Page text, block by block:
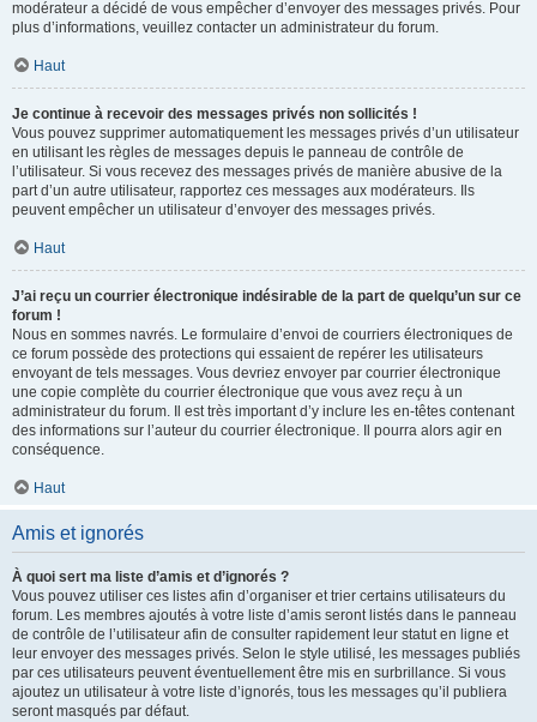
modérateur a décidé de vous empêcher d’envoyer des messages privés. Pour
plus d’informations, veuillez contacter un administrateur du forum.
Haut
Je continue à recevoir des messages privés non sollicités !
Vous pouvez supprimer automatiquement les messages privés d’un utilisateur
en utilisant les règles de messages depuis le panneau de contrôle de
l’utilisateur. Si vous recevez des messages privés de manière abusive de la
part d’un autre utilisateur, rapportez ces messages aux modérateurs. Ils
peuvent empêcher un utilisateur d’envoyer des messages privés.
Haut
J’ai reçu un courrier électronique indésirable de la part de quelqu’un sur ce
forum !
Nous en sommes navrés. Le formulaire d’envoi de courriers électroniques de
ce forum possède des protections qui essaient de repérer les utilisateurs
envoyant de tels messages. Vous devriez envoyer par courrier électronique
une copie complète du courrier électronique que vous avez reçu à un
administrateur du forum. Il est très important d’y inclure les en-têtes contenant
des informations sur l’auteur du courrier électronique. Il pourra alors agir en
conséquence.
Haut
Amis et ignorés
À quoi sert ma liste d’amis et d’ignorés ?
Vous pouvez utiliser ces listes afin d’organiser et trier certains utilisateurs du
forum. Les membres ajoutés à votre liste d’amis seront listés dans le panneau
de contrôle de l’utilisateur afin de consulter rapidement leur statut en ligne et
leur envoyer des messages privés. Selon le style utilisé, les messages publiés
par ces utilisateurs peuvent éventuellement être mis en surbrillance. Si vous
ajoutez un utilisateur à votre liste d’ignorés, tous les messages qu’il publiera
seront masqués par défaut.